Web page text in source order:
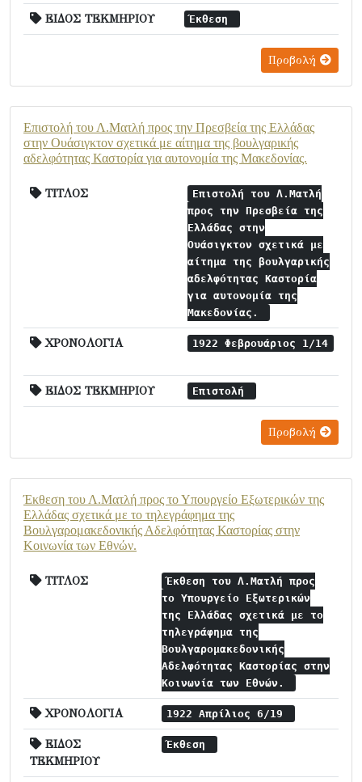
ΕΙΔΟΣ ΤΕΚΜΗΡΙΟΥ Έκθεση
Προβολή
Επιστολή του Λ.Ματλή προς την Πρεσβεία της Ελλάδας
στην Ουάσιγκτον σχετικά με αίτημα της βουλγαρικής
αδελφότητας Καστορία για αυτονομία της Μακεδονίας.
ΤΙΤΛΟΣ
Επιστολή του Λ.Ματλή
προς την Πρεσβεία της
Ελλάδας στην
Ουάσιγκτον σχετικά με
αίτημα της βουλγαρικής
αδελφότητας Καστορία
για αυτονομία της
Μακεδονίας.
ΧΡΟΝΟΛΟΓΙΑ 1922 Φεβρουάριος 1/14
ΕΙΔΟΣ ΤΕΚΜΗΡΙΟΥ Επιστολή
Προβολή
Έκθεση του Λ.Ματλή προς το Υπουργείο Εξωτερικών της
Ελλάδας σχετικά με το τηλεγράφημα της
Βουλγαρομακεδονικής Αδελφότητας Καστορίας στην
Κοινωνία των Εθνών.
ΤΙΤΛΟΣ
Έκθεση του Λ.Ματλή προς
το Υπουργείο Εξωτερικών
της Ελλάδας σχετικά με το
τηλεγράφημα της
Βουλγαρομακεδονικής
Αδελφότητας Καστορίας στην
Κοινωνία των Εθνών.
ΧΡΟΝΟΛΟΓΙΑ 1922 Απρίλιος 6/19
ΕΙΔΟΣ
ΤΕΚΜΗΡΙΟΥ
Έκθεση